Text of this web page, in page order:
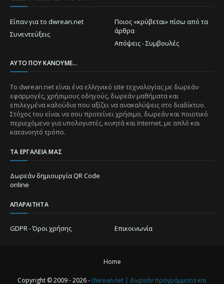
Είπαν για το dwrean.net
Ποιος «κρύβεται» πίσω από τα
άρθρα
Συνεντεύξεις
Απόψεις - Συμβουλές
ΑΥΤΌ ΠΟΥ ΚΆΝΟΥΜΕ...
Το dwrean.net είναι ένα ελληνικό site τεχνολογίας με δωρεάν
εφαρμογές, χρήσιμους οδηγούς, δωρεάν μαθήματα και
επιλεγμένα καλούδια που αξίζει να ανακαλύψεις στο διαδίκτυο.
Στόχος του είναι να σου προτείνει χρήσιμο, δωρεάν και ποιοτικό
περιεχόμενο για υπολογιστές, κινητά και Internet, με απλό και
κατανοητό τρόπο.
ΤΑ ΕΡΓΑΛΕΊΑ ΜΑΣ
Δωρεάν δημιουργία QR Code
online
ΑΠΑΡΑΊΤΗΤΑ
GDPR - Όροι χρήσης Επικοινωνία
Home
Copyright © 2009 - 2026 - dwrean.net | Δωρεάν προγράμματα και